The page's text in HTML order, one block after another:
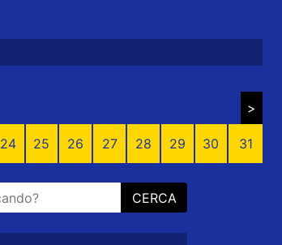
>
24 25 26 27 28 29 30 31
CERCA